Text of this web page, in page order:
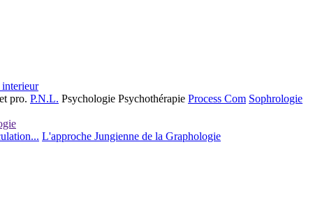
pro. P.N.L. Psychologie Psychothérapie Process Com Sophrologie
L'approche Jungienne de la Graphologie